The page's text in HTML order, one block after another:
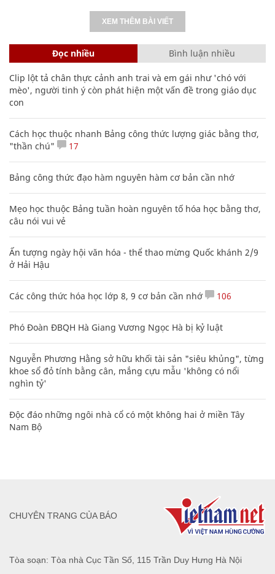
XEM THÊM BÀI VIẾT
Đọc nhiều Bình luận nhiều
Clip lột tả chân thực cảnh anh trai và em gái như 'chó với
mèo', người tinh ý còn phát hiện một vấn đề trong giáo dục
con
Cách học thuộc nhanh Bảng công thức lượng giác bằng thơ,
"thần chú"
17
Bảng công thức đạo hàm nguyên hàm cơ bản cần nhớ
Mẹo học thuộc Bảng tuần hoàn nguyên tố hóa học bằng thơ,
câu nói vui vẻ
Ấn tượng ngày hội văn hóa - thể thao mừng Quốc khánh 2/9
ở Hải Hậu
Các công thức hóa học lớp 8, 9 cơ bản cần nhớ 106
Phó Đoàn ĐBQH Hà Giang Vương Ngọc Hà bị kỷ luật
Nguyễn Phương Hằng sở hữu khối tài sản "siêu khủng", từng
khoe sổ đỏ tính bằng cân, mắng cựu mẫu 'không có nổi
nghìn tỷ'
Độc đáo những ngôi nhà cổ có một không hai ở miền Tây
Nam Bộ
Tòa soạn: Tòa nhà Cục Tần Số, 115 Trần Duy Hưng Hà Nội
CHUYÊN TRANG CỦA BÁO